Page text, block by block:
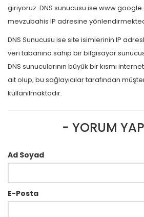
giriyoruz. DNS sunucusu ise
mevzubahis IP adresine
DNS Sunucusu ise site isimlerinin IP
veri tabanına sahip bir bilgisayar
DNS sunucularının büyük bir kısmı
ait olup; bu sağlayıcılar tarafından
kullanılmaktadır.
- YORUM
Ad Soyad
E-Posta